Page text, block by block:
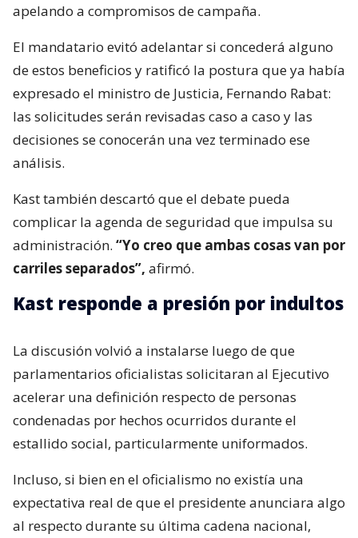
apelando a compromisos de campaña.
El mandatario evitó adelantar si concederá alguno
de estos beneficios y ratificó la postura que ya había
expresado el ministro de Justicia, Fernando Rabat:
las solicitudes serán revisadas caso a caso y las
decisiones se conocerán una vez terminado ese
análisis.
Kast también descartó que el debate pueda
complicar la agenda de seguridad que impulsa su
administración. “Yo creo que ambas cosas van por
carriles separados”, afirmó.
Kast responde a presión por indultos
La discusión volvió a instalarse luego de que
parlamentarios oficialistas solicitaran al Ejecutivo
acelerar una definición respecto de personas
condenadas por hechos ocurridos durante el
estallido social, particularmente uniformados.
Incluso, si bien en el oficialismo no existía una
expectativa real de que el presidente anunciara algo
al respecto durante su última cadena nacional,